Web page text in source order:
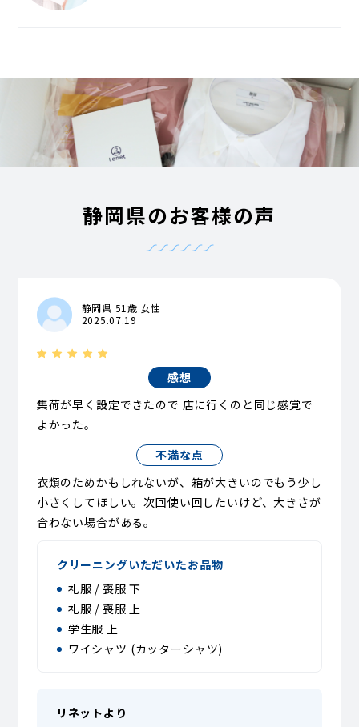
静岡県のお客様の声
静岡県 51歳 女性
2025.07.19
感想
集荷が早く設定できたので 店に行くのと同じ感覚で
よかった。
不満な点
衣類のためかもしれないが、箱が大きいのでもう少し
小さくしてほしい。次回使い回したいけど、大きさが
合わない場合がある。
クリーニングいただいたお品物
礼服 / 喪服 下
礼服 / 喪服 上
学生服 上
ワイシャツ (カッターシャツ)
リネットより